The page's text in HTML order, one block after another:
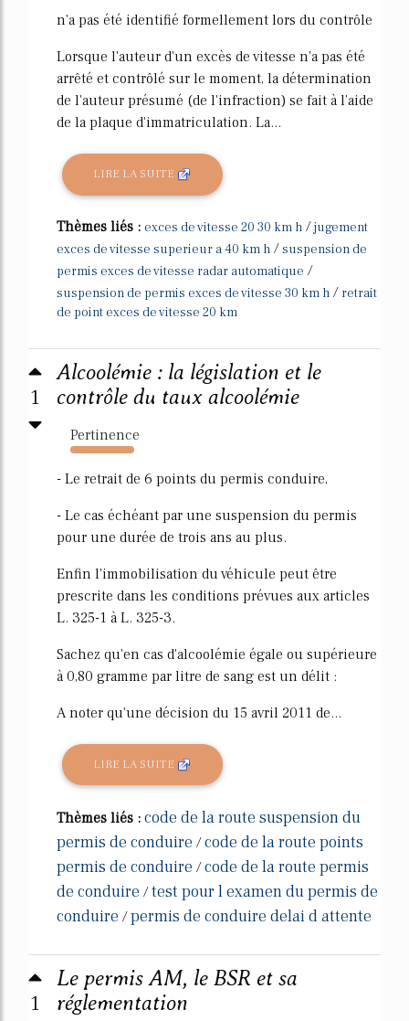
n'a pas été identifié formellement lors du contrôle
Lorsque l'auteur d'un excès de vitesse n'a pas été
arrêté et contrôlé sur le moment, la détermination
de l'auteur présumé (de l'infraction) se fait à l'aide
de la plaque d'immatriculation. La...
LIRE LA SUITE
Thèmes liés : exces de vitesse 20 30 km h /jugement
exces de vitesse superieur a 40 km h /suspension de
permis exces de vitesse radar automatique /
suspension de permis exces de vitesse 30 km h / retrait
de point exces de vitesse 20 km
1
Alcoolémie : la législation et le
contrôle du taux alcoolémie
Pertinence
4093%
- Le retrait de 6 points du permis conduire,
- Le cas échéant par une suspension du permis
pour une durée de trois ans au plus.
Enfin l'immobilisation du véhicule peut être
prescrite dans les conditions prévues aux articles
L. 325-1 à L. 325-3.
Sachez qu'en cas d'alcoolémie égale ou supérieure
à 0,80 gramme par litre de sang est un délit :
A noter qu'une décision du 15 avril 2011 de...
LIRE LA SUITE
Thèmes liés : code de la route suspension du
permis de conduire /code de la route points
permis de conduire /code de la route permis
de conduire /test pour l examen du permis de
conduire /permis de conduire delai d attente
1
Le permis AM, le BSR et sa
réglementation